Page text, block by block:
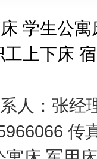
学生公寓
工上下床
人：张经
传